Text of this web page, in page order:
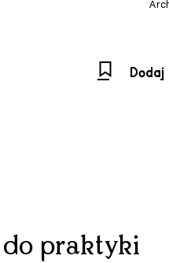
Dodaj
praktyki